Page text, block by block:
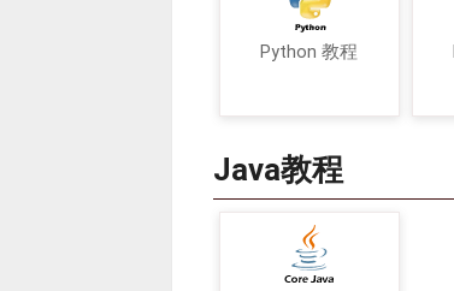
Python 教程
Java教程